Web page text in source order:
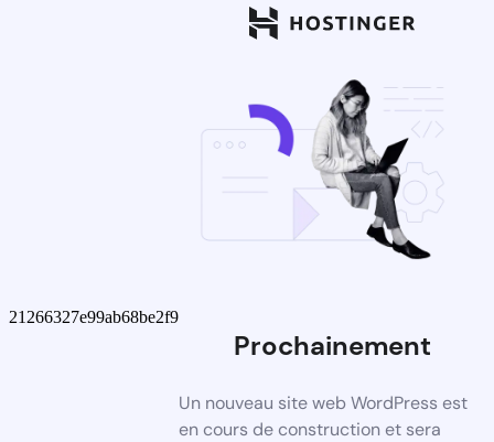
21266327e99ab68be2f9
Prochainement
Un nouveau site web WordPress est
en cours de construction et sera